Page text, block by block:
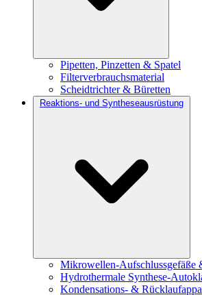
Pipetten, Pinzetten & Spatel
Filterverbrauchsmaterial
Scheidtrichter & Büretten
Reaktions- und Syntheseausrüstung
Mikrowellen-Aufschlussgefäße
Hydrothermale Synthese-
Kondensations- &